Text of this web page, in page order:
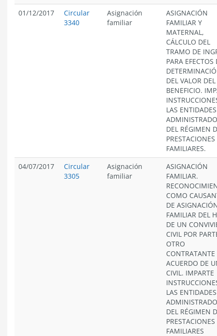
01/12/2017
Circular
3340
Asignación
familiar
ASIGNACIÓN
FAMILIAR Y
MATERNAL,
CÁLCULO DEL
TRAMO DE
PARA EFECTOS
DEL VALOR DEL
BENEFICIO.
LAS ENTIDADES
DEL RÉGIMEN
PRESTACIONES
FAMILIARES.
04/07/2017
Circular
3305
Asignación
familiar
ASIGNACIÓN
FAMILIAR.
COMO
DE
FAMILIAR DEL
DE UN
CIVIL POR
OTRO
CONTRATANTE
ACUERDO DE
CIVIL. IMPARTE
LAS ENTIDADES
DEL RÉGIMEN
PRESTACIONES
FAMILIARES